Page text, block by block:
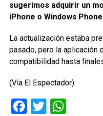
sugerimos adquirir un
iPhone o Windows
La actualización estaba
pasado, pero la aplicación
compatibilidad hasta
(Vía El Espectador)
Facebook
Twitter